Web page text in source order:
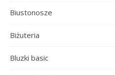
Biustonosze
Biżuteria
Bluzki basic